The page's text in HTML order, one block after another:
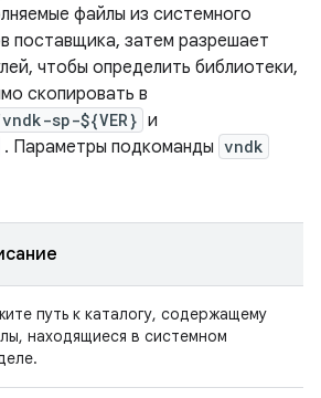
файлы из системного
поставщика, затем разрешает
чтобы определить библиотеки,
скопировать в
sp-${VER} и
. Параметры подкоманды vndk
путь к каталогу, содержащему
находящиеся в системном